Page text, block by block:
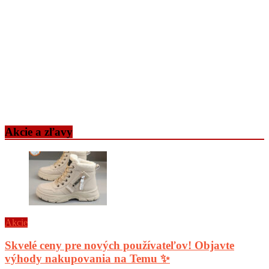
Akcie a zľavy
Akcie
Skvelé ceny pre nových používateľov! Objavte
výhody nakupovania na Temu ✨